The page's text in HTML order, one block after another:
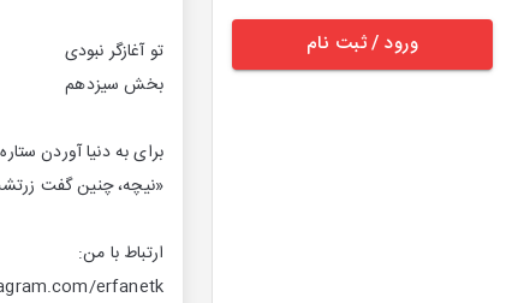
ورود / ثبت نام
تو آغازگر نبودی
️بخش سیزدهم
برای به دنیا آوردن
«نیچه، چنین گفت
ارتباط با من:
erfanetk